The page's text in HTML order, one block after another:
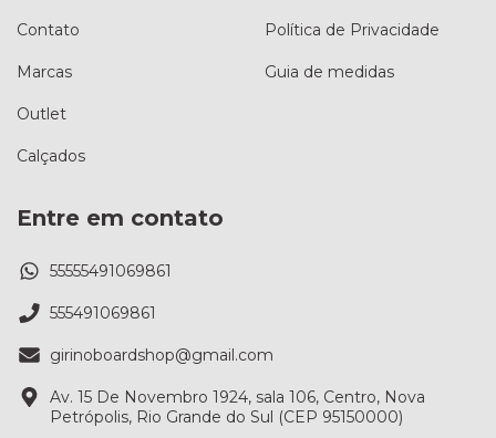
Contato
Marcas
Outlet
Calçados
Política de Privacidade
Guia de medidas
Entre em contato
55555491069861
555491069861
girinoboardshop@gmail.com
Av. 15 De Novembro 1924, sala 106, Centro, Nova
Petrópolis, Rio Grande do Sul (CEP 95150000)